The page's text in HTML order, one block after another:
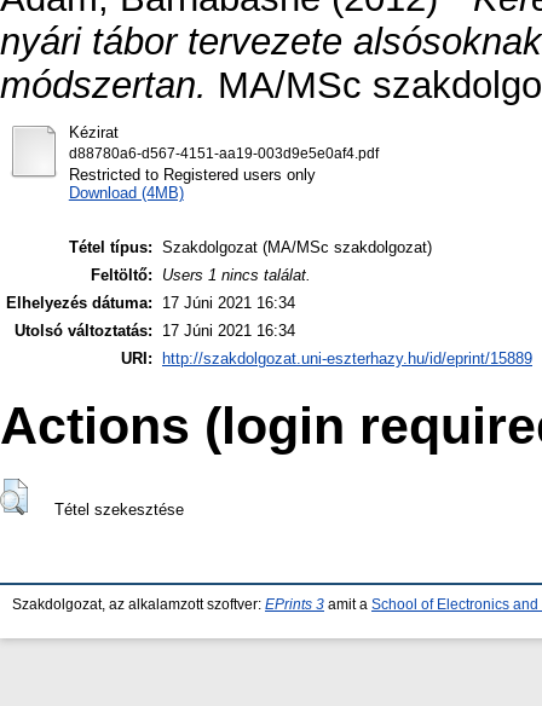
nyári tábor tervezete
módszertan. MA/MSc
Kézirat
d88780a6-d567-4151-aa19-003d9e5e0af4.pdf
Restricted to Registered users only
Download (4MB)
Tétel típus: Szakdolgozat (MA/MSc szakdolgozat)
Feltöltő:
Users 1 nincs találat.
Elhelyezés dátuma:
17 Júni 2021 16:34
Utolsó változtatás:
17 Júni 2021 16:34
URI:
http://szakdolgozat.uni-eszterhazy.hu/id/eprint/15889
Actions (login
Tétel szekesztése
Szakdolgozat, az alkalamzott szoftver: EPrints 3 amit a School of Electronics